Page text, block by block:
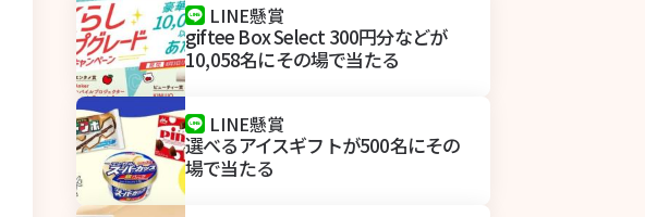
LINE懸賞
giftee Box Select 300円分などが
10,058名にその場で当たる
LINE懸賞
選べるアイスギフトが500名にその
場で当たる